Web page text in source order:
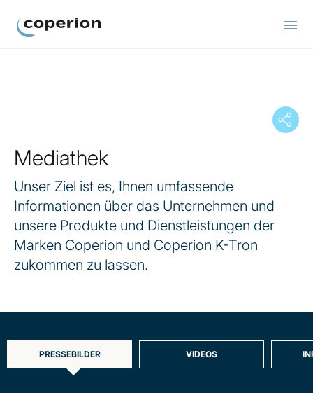
Mediathek
Unser Ziel ist es, Ihnen umfassende
Informationen über das Unternehmen und
unsere Produkte und Dienstleistungen der
Marken Coperion und Coperion K-Tron
zukommen zu lassen.
PRESSEBILDER VIDEOS